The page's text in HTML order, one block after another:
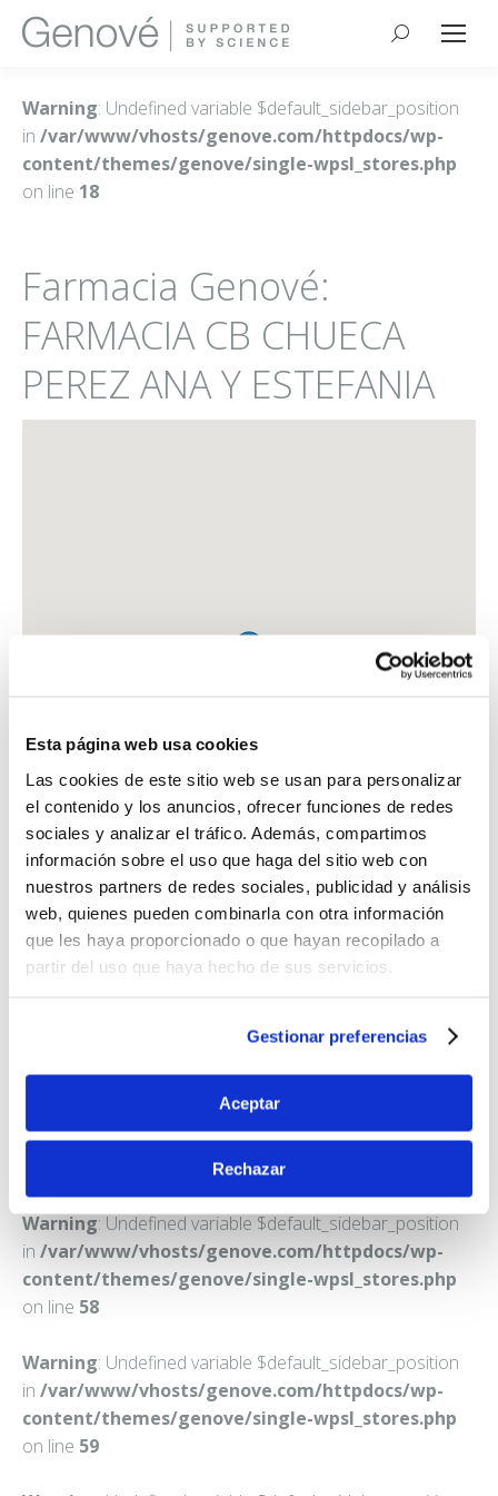
Esta página web usa cookies
Las cookies de este sitio web se usan para personalizar
el contenido y los anuncios, ofrecer funciones de redes
sociales y analizar el tráfico. Además, compartimos
información sobre el uso que haga del sitio web con
nuestros partners de redes sociales, publicidad y análisis
web, quienes pueden combinarla con otra información
que les haya proporcionado o que hayan recopilado a
partir del uso que haya hecho de sus servicios.
Gestionar preferencias
Aceptar
Rechazar
Buscar:
Warning: Undefined variable $default_sidebar_position
in /var/www/vhosts/genove.com/httpdocs/wp-
content/themes/genove/single-wpsl_stores.php
on line 18
Farmacia Genové:
FARMACIA CB CHUECA
PEREZ ANA Y ESTEFANIA
FARMACIA CB CHUECA PEREZ ANA Y ESTEFANIA
C. YANGUAS Y MIRANDA, 11
Warning: Undefined variable $default_sidebar_position
in /var/www/vhosts/genove.com/httpdocs/wp-
content/themes/genove/single-wpsl_stores.php
on line 58
Warning: Undefined variable $default_sidebar_position
in /var/www/vhosts/genove.com/httpdocs/wp-
content/themes/genove/single-wpsl_stores.php
on line 59